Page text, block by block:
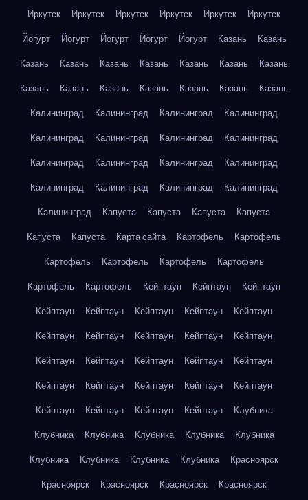
Иркутск
Иркутск Иркутск Иркутск Иркутск
Иркутск
Йогурт
Йогурт Йогурт Йогурт Йогурт Казань
Казань
Казань
Казань Казань Казань Казань Казань
Казань
Казань
Казань Казань Казань Казань Казань
Казань
Калининград
Калининград Калининград
Калининград
Калининград
Калининград Калининград
Калининград
Калининград
Калининград Калининград
Калининград
Калининград
Калининград Калининград
Калининград
Калининград
Капуста Капуста Капуста
Капуста
Капуста
Капуста Карта сайта Картофель
Картофель
Картофель
Картофель Картофель
Картофель
Картофель
Картофель Кейптаун Кейптаун
Кейптаун
Кейптаун
Кейптаун Кейптаун Кейптаун
Кейптаун
Кейптаун
Кейптаун Кейптаун Кейптаун
Кейптаун
Кейптаун
Кейптаун Кейптаун Кейптаун
Кейптаун
Кейптаун
Кейптаун Кейптаун Кейптаун
Кейптаун
Кейптаун
Кейптаун Кейптаун Кейптаун
Клубника
Клубника
Клубника Клубника Клубника
Клубника
Клубника
Клубника Клубника Клубника
Красноярск
Красноярск
Красноярск Красноярск
Красноярск